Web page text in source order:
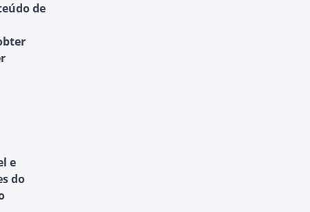
de
e
do